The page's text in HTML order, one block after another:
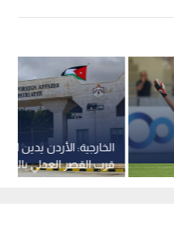
الخارجية: الأردن يدين
قرب القصر العدلي
دمشق